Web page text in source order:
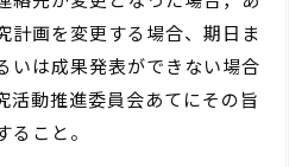
計画を変更する場合、期日ま
いは成果発表ができない場合
活動推進委員会あてにその旨
こと。